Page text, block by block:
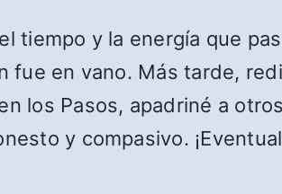
tiempo y la energía que
fue en vano. Más tarde,
los Pasos, apadriné a
y compasivo.